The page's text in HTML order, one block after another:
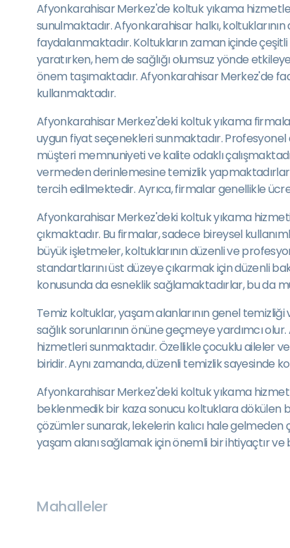
Afyonkarahisar Merkez'de koltuk yıkama
sunulmaktadır. Afyonkarahisar halkı,
faydalanmaktadır. Koltukların zaman içinde
yaratırken, hem de sağlığı olumsuz yönde
önem taşımaktadır. Afyonkarahisar Merkez'de
kullanmaktadır.
Afyonkarahisar Merkez'deki koltuk yıkama
uygun fiyat seçenekleri sunmaktadır.
müşteri memnuniyeti ve kalite odaklı
vermeden derinlemesine temizlik
tercih edilmektedir. Ayrıca, firmalar genellikle
Afyonkarahisar Merkez'deki koltuk yıkama
çıkmaktadır. Bu firmalar, sadece bireysel
büyük işletmeler, koltuklarının düzenli ve
standartlarını üst düzeye çıkarmak için düzenli
konusunda da esneklik sağlamaktadırlar, bu da
Temiz koltuklar, yaşam alanlarının genel
sağlık sorunlarının önüne geçmeye yardımcı
hizmetleri sunmaktadır. Özellikle çocuklu aileler
biridir. Aynı zamanda, düzenli temizlik sayesinde
Afyonkarahisar Merkez'deki koltuk yıkama
beklenmedik bir kaza sonucu koltuklara dökülen
çözümler sunarak, lekelerin kalıcı hale gelmeden
yaşam alanı sağlamak için önemli bir ihtiyaçtır
Mahalleler